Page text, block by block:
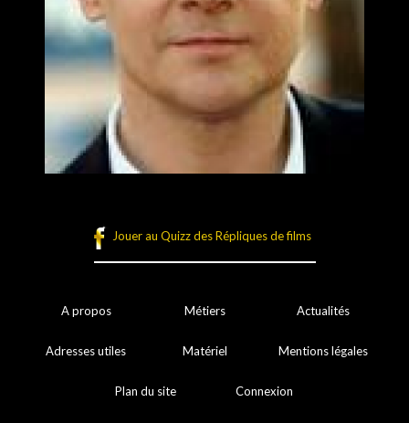
Jouer au Quizz des Répliques de films
A propos Métiers Actualités
Adresses utiles Matériel Mentions légales
Plan du site Connexion